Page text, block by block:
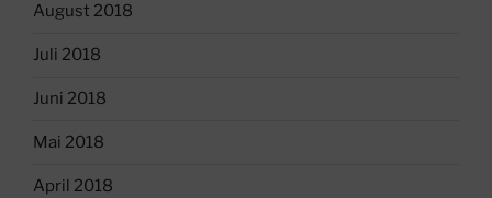
August 2018
Juli 2018
Juni 2018
Mai 2018
April 2018